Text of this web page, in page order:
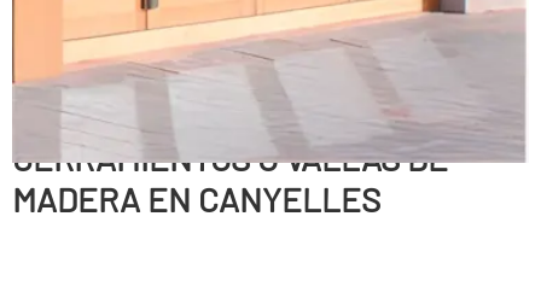
CERRAMIENTOS O VALLAS DE
MADERA EN CANYELLES